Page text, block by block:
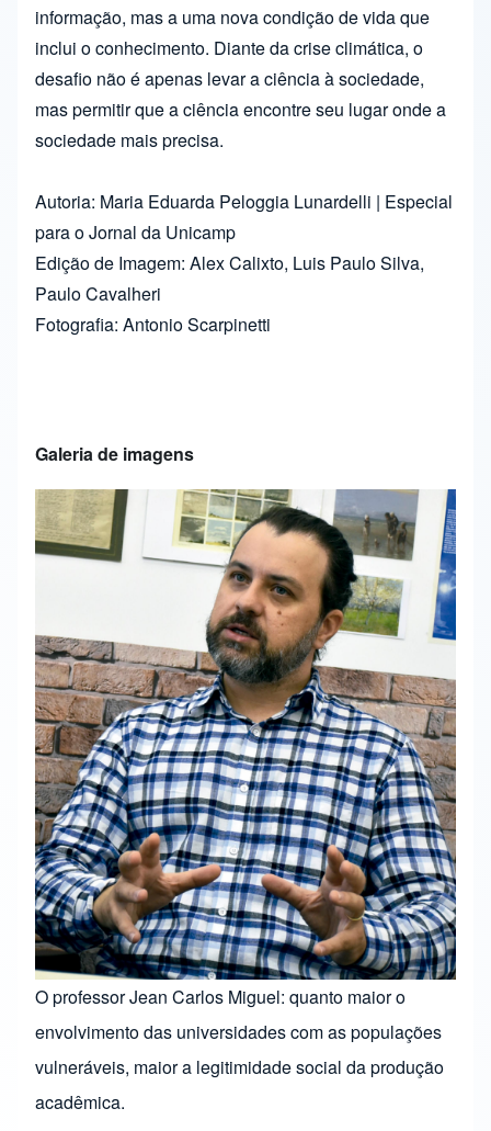
informação, mas a uma nova condição de vida que
inclui o conhecimento. Diante da crise climática, o
desafio não é apenas levar a ciência à sociedade,
mas permitir que a ciência encontre seu lugar onde a
sociedade mais precisa.
Autoria: Maria Eduarda Peloggia Lunardelli | Especial
para o Jornal da Unicamp
Edição de Imagem: Alex Calixto, Luis Paulo Silva,
Paulo Cavalheri
Fotografia: Antonio Scarpinetti
Galeria de imagens
O professor Jean Carlos Miguel: quanto maior o
envolvimento das universidades com as populações
vulneráveis, maior a legitimidade social da produção
acadêmica.